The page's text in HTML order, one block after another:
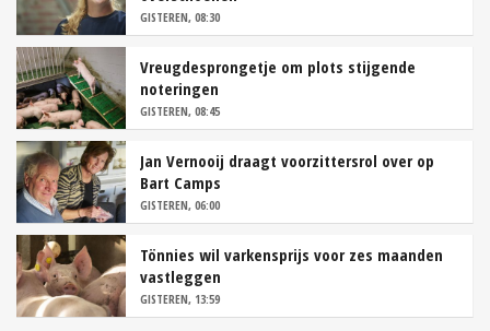
GISTEREN, 08:30
Vreugdesprongetje om plots stijgende
noteringen
GISTEREN, 08:45
Jan Vernooij draagt voorzittersrol over op
Bart Camps
GISTEREN, 06:00
Tönnies wil varkensprijs voor zes maanden
vastleggen
GISTEREN, 13:59